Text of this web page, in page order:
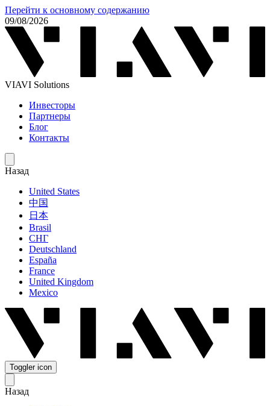
Перейти к основному содержанию
09/08/2026
VIAVI Solutions
Инвесторы
Партнеры
Блог
Контакты
Назад
United States
中国
日本
Brasil
СНГ
Deutschland
España
France
United Kingdom
Mexico
Toggler icon
Назад